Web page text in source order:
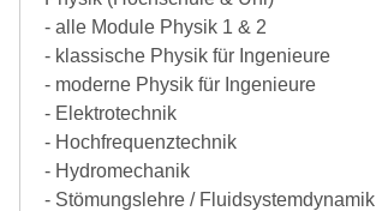
- alle Module Physik 1 & 2
- klassische Physik für Ingenieure
- moderne Physik für Ingenieure
- Elektrotechnik
- Hochfrequenztechnik
- Hydromechanik
- Stömungslehre / Fluidsystemdynamik